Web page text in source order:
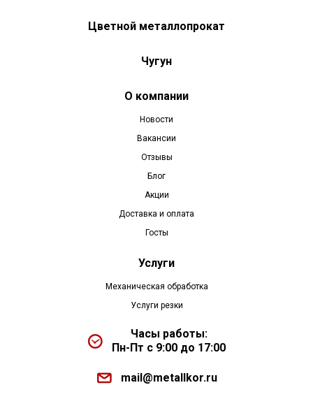
Цветной металлопрокат
Чугун
О компании
Новости
Вакансии
Отзывы
Блог
Акции
Доставка и оплата
Госты
Услуги
Механическая обработка
Услуги резки
Часы работы:
Пн-Пт с 9:00 до 17:00
mail@metallkor.ru